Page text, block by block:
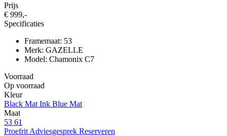
Prijs
€ 999,-
Specificaties
Framemaat: 53
Merk: GAZELLE
Model: Chamonix C7
Voorraad
Op voorraad
Kleur
Black Mat Ink Blue Mat
Maat
53 61
Proefrit Adviesgesprek Reserveren